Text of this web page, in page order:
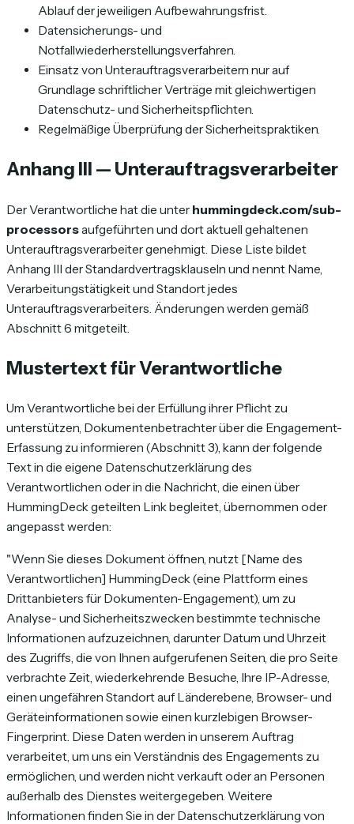
Ablauf der jeweiligen Aufbewahrungsfrist.
Datensicherungs- und
Notfallwiederherstellungsverfahren.
Einsatz von Unterauftragsverarbeitern nur auf
Grundlage schriftlicher Verträge mit gleichwertigen
Datenschutz- und Sicherheitspflichten.
Regelmäßige Überprüfung der Sicherheitspraktiken.
Anhang III — Unterauftragsverarbeiter
Der Verantwortliche hat die unter hummingdeck.com/sub-
processorsaufgeführten und dort aktuell gehaltenen
Unterauftragsverarbeiter genehmigt. Diese Liste bildet
Anhang III der Standardvertragsklauseln und nennt Name,
Verarbeitungstätigkeit und Standort jedes
Unterauftragsverarbeiters. Änderungen werden gemäß
Abschnitt 6 mitgeteilt.
Mustertext für Verantwortliche
Um Verantwortliche bei der Erfüllung ihrer Pflicht zu
unterstützen, Dokumentenbetrachter über die Engagement-
Erfassung zu informieren (Abschnitt 3), kann der folgende
Text in die eigene Datenschutzerklärung des
Verantwortlichen oder in die Nachricht, die einen über
HummingDeck geteilten Link begleitet, übernommen oder
angepasst werden:
"Wenn Sie dieses Dokument öffnen, nutzt [Name des
Verantwortlichen] HummingDeck (eine Plattform eines
Drittanbieters für Dokumenten-Engagement), um zu
Analyse- und Sicherheitszwecken bestimmte technische
Informationen aufzuzeichnen, darunter Datum und Uhrzeit
des Zugriffs, die von Ihnen aufgerufenen Seiten, die pro Seite
verbrachte Zeit, wiederkehrende Besuche, Ihre IP-Adresse,
einen ungefähren Standort auf Länderebene, Browser- und
Geräteinformationen sowie einen kurzlebigen Browser-
Fingerprint. Diese Daten werden in unserem Auftrag
verarbeitet, um uns ein Verständnis des Engagements zu
ermöglichen, und werden nicht verkauft oder an Personen
außerhalb des Dienstes weitergegeben. Weitere
Informationen finden Sie in der Datenschutzerklärung von